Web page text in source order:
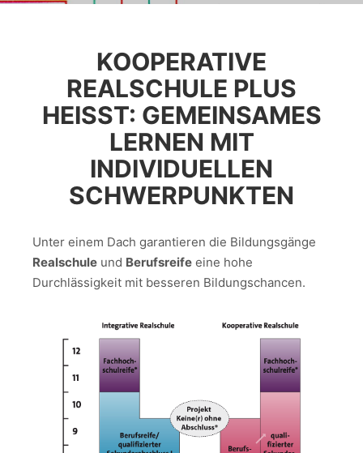
KOOPERATIVE
REALSCHULE PLUS
HEISST: GEMEINSAMES L
ERNEN MIT I
NDIVIDUELLEN S
CHWERPUNKTEN
Unter einem Dach garantieren die Bildungsgänge
Realschule und Berufsreife eine hohe
Durchlässigkeit mit besseren Bildungschancen.